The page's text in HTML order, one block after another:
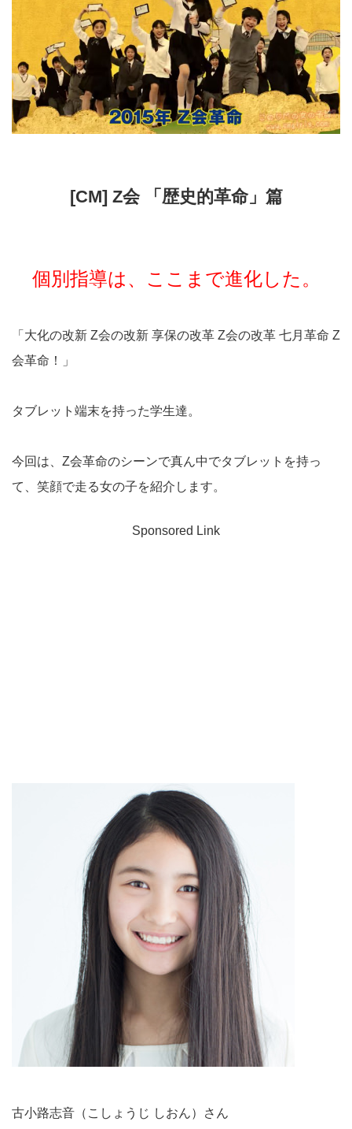
[CM] Z会 「歴史的革命」篇
個別指導は、ここまで進化した。
「大化の改新 Z会の改新 享保の改革 Z会の改革 七月革命 Z
会革命！」
タブレット端末を持った学生達。
今回は、Z会革命のシーンで真ん中でタブレットを持っ
て、笑顔で走る女の子を紹介します。
Sponsored Link
古小路志音（こしょうじ しおん）さん